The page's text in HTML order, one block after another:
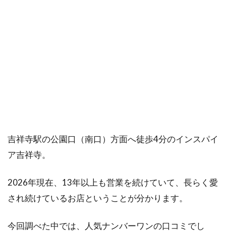
吉祥寺駅の公園口（南口）方面へ徒歩4分のインスパイ
ア吉祥寺。
2026年現在、13年以上も営業を続けていて、長らく愛
され続けているお店ということが分かります。
今回調べた中では、人気ナンバーワンの口コミでし